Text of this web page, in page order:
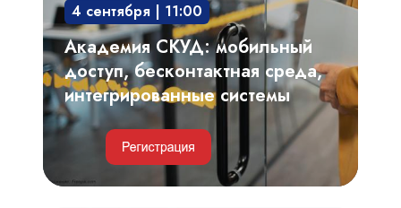
интегрированные
системы
4 сентября | 11:00
Академия СКУД: мобильный
доступ, бесконтактная среда,
интегрированные системы